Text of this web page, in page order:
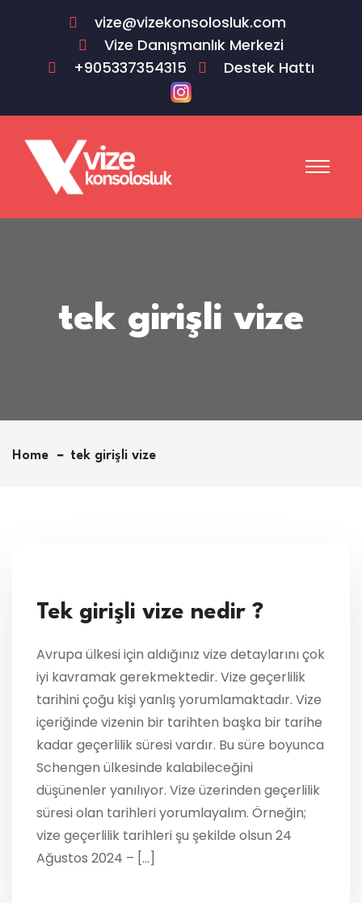
vize@vizekonsolosluk.com
Vize Danışmanlık Merkezi
+905337354315
Destek Hattı
tek girişli vize
Home tek girişli vize
Tek girişli vize nedir ?
Avrupa ülkesi için aldığınız vize detaylarını çok
iyi kavramak gerekmektedir. Vize geçerlilik
tarihini çoğu kişi yanlış yorumlamaktadır. Vize
içeriğinde vizenin bir tarihten başka bir tarihe
kadar geçerlilik süresi vardır. Bu süre boyunca
Schengen ülkesinde kalabileceğini
düşünenler yanılıyor. Vize üzerinden geçerlilik
süresi olan tarihleri yorumlayalım. Örneğin;
vize geçerlilik tarihleri şu şekilde olsun 24
Ağustos 2024 – […]